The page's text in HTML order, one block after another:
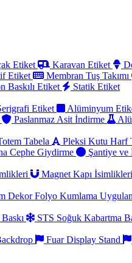
Etiket Karavan Etiket
Etiket Membran Tuş Takımı
Baskılı Etiket
Statik Etiket
Etiket Alüminyum
Paslanmaz Asit İndirme
Tabela Pleksi Kutu Harf
Cephe Giydirme
Şantiye ve
Magnet Kapı İsimlikleri
Dekor Folyo Kumlama
STS Soğuk Kabartma
Fuar Display Stand